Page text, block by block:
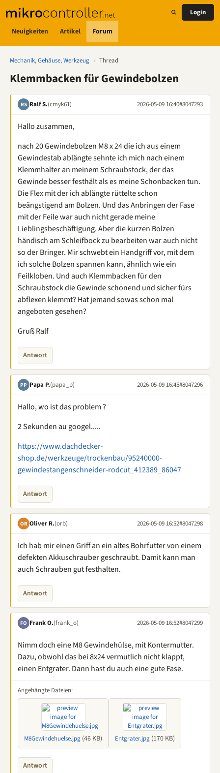
Neuigkeiten Artikel Forum
Login
Mechanik, Gehäuse, Werkzeug › Thread
Klemmbacken für Gewindebolzen
RS Ralf S.(cmyk61) 2026-05-09 16:40#8047293
Hallo zusammen,
nach 20 Gewindebolzen M8 x 24 die ich aus einem
Gewindestab ablängte sehnte ich mich nach einem
Klemmhalter an meinem Schraubstock, der das
Gewinde besser festhält als es meine Schonbacken tun.
Die Flex mit der ich ablängte rüttelte schon
beängstigend am Bolzen. Und das Anbringen der Fase
mit der Feile war auch nicht gerade meine
Lieblingsbeschäftigung. Aber die kurzen Bolzen
händisch am Schleifbock zu bearbeiten war auch nicht
so der Bringer. Mir schwebt ein Handgriff vor, mit dem
ich solche Bolzen spannen kann, ähnlich wie ein
Feilkloben. Und auch Klemmbacken für den
Schraubstock die Gewinde schonend und sicher fürs
abflexen klemmt? Hat jemand sowas schon mal
angeboten gesehen?
Gruß Ralf
Antwort
PP Papa P.(papa_p) 2026-05-09 16:45#8047296
Hallo, wo ist das problem ?
2 Sekunden au googel.....
https://www.dachdecker-
shop.de/werkzeuge/trockenbau/95240000-
gewindestangenschneider-rodcut_412389_86047
Antwort
OR Oliver R.(orb) 2026-05-09 16:52#8047298
Ich hab mir einen Griff an ein altes Bohrfutter von einem
defekten Akkuschrauber geschraubt. Damit kann man
auch Schrauben gut festhalten.
Antwort
FO Frank O.(frank_o) 2026-05-09 16:52#8047299
Nimm doch eine M8 Gewindehülse, mit Kontermutter.
Dazu, obwohl das bei 8x24 vermutlich nicht klappt,
einen Entgrater. Dann hast du auch eine gute Fase.
Angehängte Dateien:
M8Gewindehuelse.jpg (46 KB) Entgrater.jpg (170 KB)
Antwort